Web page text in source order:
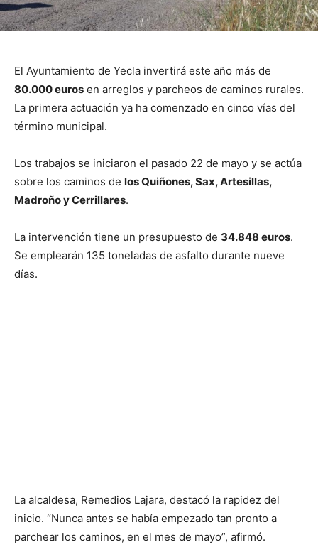
El Ayuntamiento de Yecla invertirá este año más de
80.000 euros en arreglos y parcheos de caminos rurales.
La primera actuación ya ha comenzado en cinco vías del
término municipal.
Los trabajos se iniciaron el pasado 22 de mayo y se actúa
sobre los caminos de los Quiñones, Sax, Artesillas,
Madroño y Cerrillares.
La intervención tiene un presupuesto de 34.848 euros.
Se emplearán 135 toneladas de asfalto durante nueve
días.
La alcaldesa, Remedios Lajara, destacó la rapidez del
inicio. “Nunca antes se había empezado tan pronto a
parchear los caminos, en el mes de mayo”, afirmó.